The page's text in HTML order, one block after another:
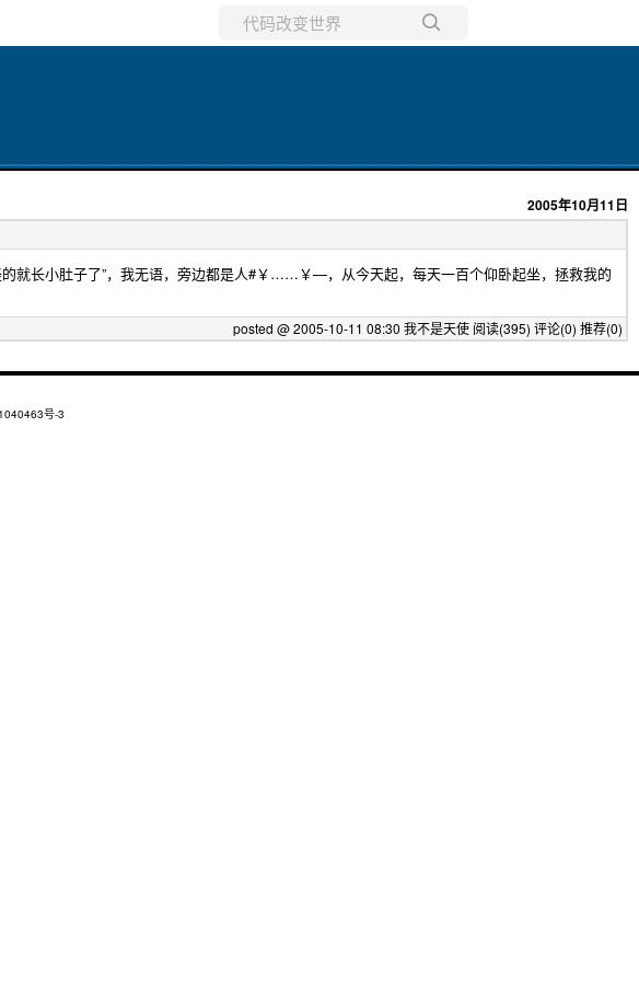
2005年10月11日
就长小肚子了”，我无语，旁边都是人#￥……￥—，从今天起，每天一百个仰卧起坐，拯救我的
posted @ 2005-10-11 08:30 我不是天使 阅读(395) 评论(0) 推荐(0)
号-3